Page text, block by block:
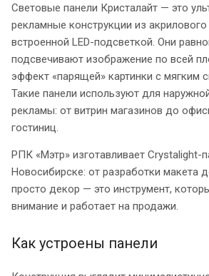
Световые панели Кристалайт — это
рекламные конструкции из акрилового
встроенной LED-подсветкой. Они
подсвечивают изображение по всей
эффект «парящей» картинки с мягким
Такие панели используют для
рекламы: от витрин магазинов до
гостиниц.
РПК «Мэтр» изготавливает Crystalight-
Новосибирске: от разработки макета
просто декор — это инструмент,
внимание и работает на продажи.
Как устроены панели